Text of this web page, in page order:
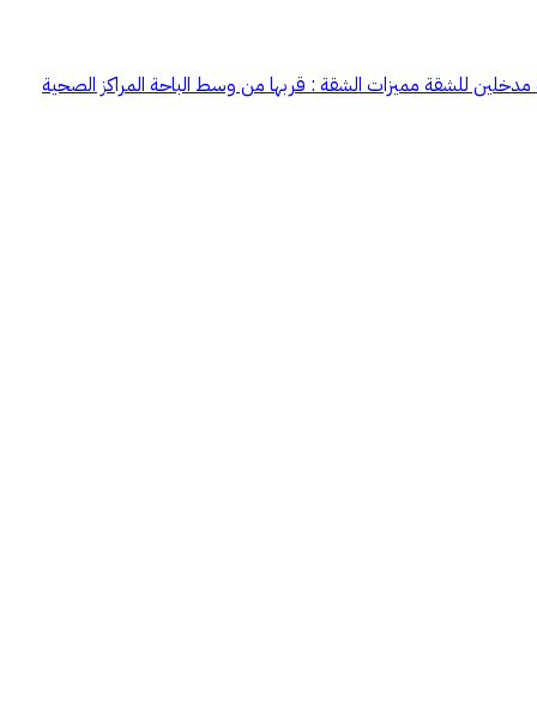
تتكون من مجلس رجال بمدخل مستقل ملجس نساء او مقلط صالة مطبخ غرفة نوم ماستر بحمام غرفة نوم أخرى 3 حمامات مدخلين للشقة مميزات الشقة : قربها من وسط الباحة المراكز الصحية